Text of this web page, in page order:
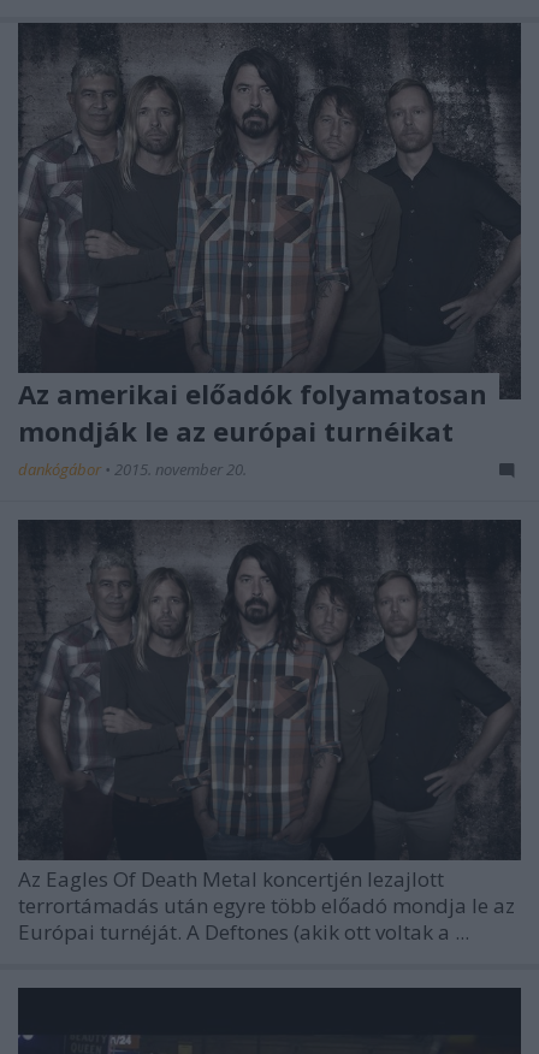
Az amerikai előadók folyamatosan
mondják le az európai turnéikat
dankógábor • 2015. november 20.
Az Eagles Of Death Metal koncertjén lezajlott
terrortámadás után egyre több előadó mondja le az
Európai turnéját. A Deftones (akik ott voltak a ...